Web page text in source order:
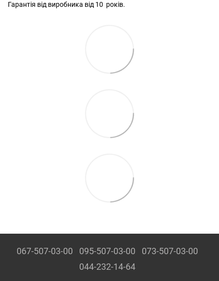
Гарантія від виробника від 10 років.
067-507-03-00 095-507-03-00
073-507-03-00
044-232-14-64